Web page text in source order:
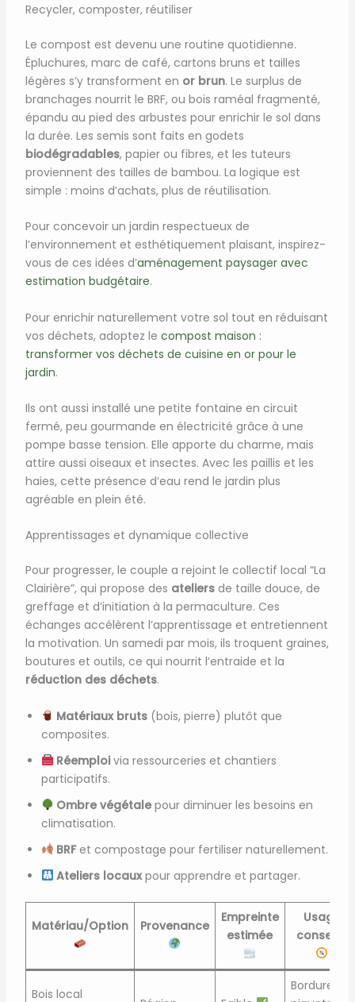
Recycler, composter, réutiliser
Le compost est devenu une routine quotidienne.
Épluchures, marc de café, cartons bruns et tailles
légères s’y transforment en or brun. Le surplus de
branchages nourrit le BRF, ou bois raméal fragmenté,
épandu au pied des arbustes pour enrichir le sol dans
la durée. Les semis sont faits en godets
biodégradables, papier ou fibres, et les tuteurs
proviennent des tailles de bambou. La logique est
simple : moins d’achats, plus de réutilisation.
Pour concevoir un jardin respectueux de
l’environnement et esthétiquement plaisant, inspirez-
vous de ces idées d’aménagement paysager avec
estimation budgétaire.
Pour enrichir naturellement votre sol tout en réduisant
vos déchets, adoptez le compost maison :
transformer vos déchets de cuisine en or pour le
jardin.
Ils ont aussi installé une petite fontaine en circuit
fermé, peu gourmande en électricité grâce à une
pompe basse tension. Elle apporte du charme, mais
attire aussi oiseaux et insectes. Avec les paillis et les
haies, cette présence d’eau rend le jardin plus
agréable en plein été.
Apprentissages et dynamique collective
Pour progresser, le couple a rejoint le collectif local “La
Clairière”, qui propose des ateliersde taille douce, de
greffage et d’initiation à la permaculture. Ces
échanges accélèrent l’apprentissage et entretiennent
la motivation. Un samedi par mois, ils troquent graines,
boutures et outils, ce qui nourrit l’entraide et la
réduction des déchets.
Matériaux bruts (bois, pierre) plutôt que
composites.
Réemploivia ressourceries et chantiers
participatifs.
Ombre végétale pour diminuer les besoins en
climatisation.
BRFet compostage pour fertiliser naturellement.
Ateliers locauxpour apprendre et partager.
Matériau/Option Provenance
Empreinte
estimée
Usage
conseillé
Bois local
Bordures,